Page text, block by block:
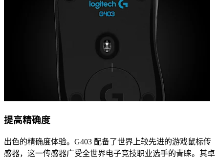
提高精确度
出色的精确度体验。G403 配备了世界上较先进的游戏鼠标传
感器，这一传感器广受全世界电子竞技职业选手的青睐。其卓